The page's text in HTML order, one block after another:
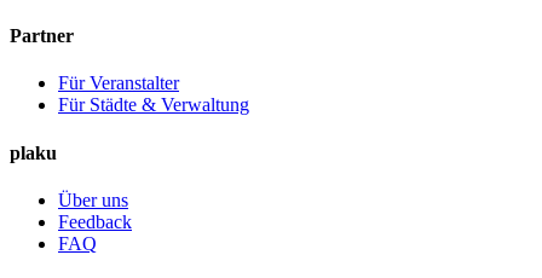
Partner
Für Veranstalter
Für Städte & Verwaltung
plaku
Über uns
Feedback
FAQ